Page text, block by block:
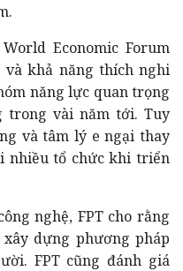
Economic Forum
khả năng thích nghi
năng lực quan trọng
trong vài năm tới. Tuy
và tâm lý e ngại thay
nhiều tổ chức khi triển
nghệ, FPT cho rằng
dựng phương pháp
FPT cũng đánh giá